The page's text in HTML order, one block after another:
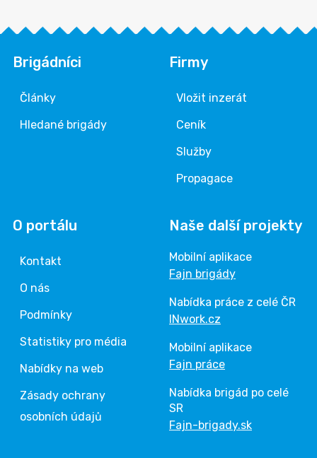
Brigádníci
Články
Hledané brigády
Firmy
Vložit inzerát
Ceník
Služby
Propagace
O portálu
Kontakt
O nás
Podmínky
Statistiky pro média
Nabídky na web
Zásady ochrany
osobních údajů
Naše další projekty
Mobilní aplikace
Fajn brigády
Nabídka práce z celé ČR
INwork.cz
Mobilní aplikace
Fajn práce
Nabídka brigád po celé
SR
Fajn-brigady.sk